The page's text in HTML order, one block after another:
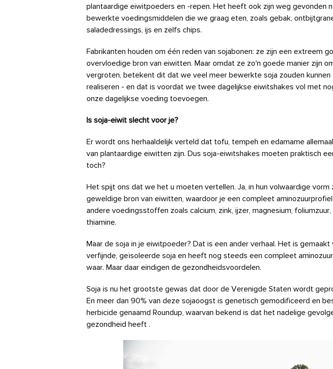
plantaardige eiwitpoeders en -repen. Het heeft ook zijn weg gevonden
bewerkte voedingsmiddelen die we graag eten, zoals gebak,
saladedressings, ijs en zelfs chips.
Fabrikanten houden om één reden van sojabonen: ze zijn een extreem
overvloedige bron van eiwitten. Maar omdat ze zo'n goede manier zijn
vergroten, betekent dit dat we veel meer bewerkte soja zouden kunnen
realiseren - en dat is voordat we twee dagelijkse eiwitshakes vol met
onze dagelijkse voeding toevoegen.
Is soja-eiwit slecht voor je?
Er wordt ons herhaaldelijk verteld dat tofu, tempeh en edamame
van plantaardige eiwitten zijn. Dus soja-eiwitshakes moeten praktisch
toch?
Het spijt ons dat we het u moeten vertellen. Ja, in hun volwaardige vorm
geweldige bron van eiwitten, waardoor je een compleet
andere voedingsstoffen zoals calcium, zink, ijzer, magnesium,
thiamine.
Maar de soja in je eiwitpoeder? Dat is een ander verhaal. Het is gemaakt
verfijnde, geïsoleerde soja en heeft nog steeds een compleet
waar. Maar daar eindigen de gezondheidsvoordelen.
Soja is nu het grootste gewas dat door de Verenigde Staten wordt
En meer dan 90% van deze sojaoogst is genetisch gemodificeerd en
herbicide genaamd Roundup, waarvan bekend is dat het nadelige
gezondheid heeft .